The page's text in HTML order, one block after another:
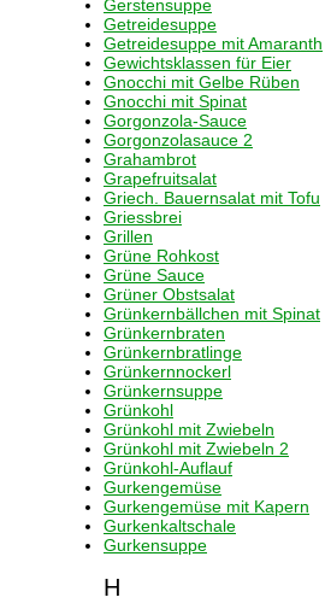
Gerstensuppe
Getreidesuppe
Getreidesuppe mit Amaranth
Gewichtsklassen für Eier
Gnocchi mit Gelbe Rüben
Gnocchi mit Spinat
Gorgonzola-Sauce
Gorgonzolasauce 2
Grahambrot
Grapefruitsalat
Griech. Bauernsalat mit Tofu
Griessbrei
Grillen
Grüne Rohkost
Grüne Sauce
Grüner Obstsalat
Grünkernbällchen mit Spinat
Grünkernbraten
Grünkernbratlinge
Grünkernnockerl
Grünkernsuppe
Grünkohl
Grünkohl mit Zwiebeln
Grünkohl mit Zwiebeln 2
Grünkohl-Auflauf
Gurkengemüse
Gurkengemüse mit Kapern
Gurkenkaltschale
Gurkensuppe
H